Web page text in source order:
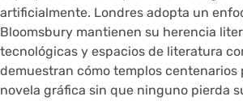
artificialmente. Londres adopta un
Bloomsbury mantienen su herencia
tecnológicas y espacios de literatura
demuestran cómo templos
novela gráfica sin que ninguno pierda